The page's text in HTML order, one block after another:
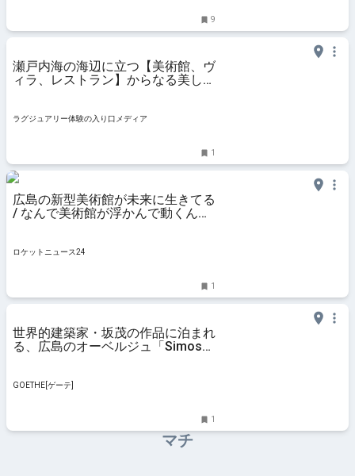
9
瀬戸内海の海辺に立つ【美術館、ヴ
ィラ、レストラン】からなる美しい
ラグジュアリー体験の入り口メディア
1
広島の新型美術館が未来に生きてる
/ なんで美術館が浮かんで動くんだ
ロケットニュース24
1
世界的建築家・坂茂の作品に泊まれ
る、広島のオーベルジュ「Simose
GOETHE[ゲーテ]
1
マチ